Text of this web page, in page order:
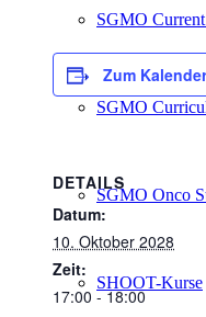
SGMO Current
SGMO
SGMO Onco
SHOOT-Kurse
Zum
DETAILS
Datum:
10. Oktober 2028
Zeit:
17:00 - 18:00